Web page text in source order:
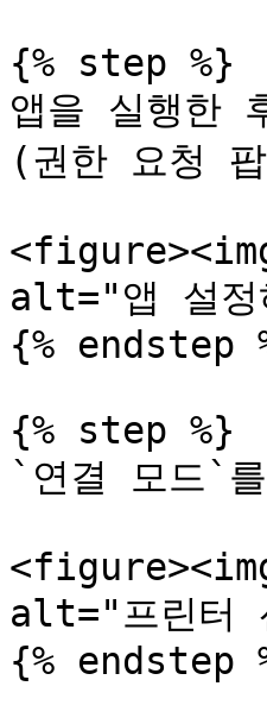
{% step %}
앱을 실행한
(권한 요청
alt="앱 설
{% endstep
{% step %}
`연결 모드`
alt="프린
{% endstep